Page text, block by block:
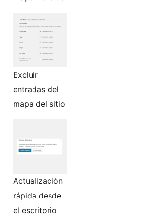
Excluir
entradas del
mapa del sitio
Actualización
rápida desde
el escritorio